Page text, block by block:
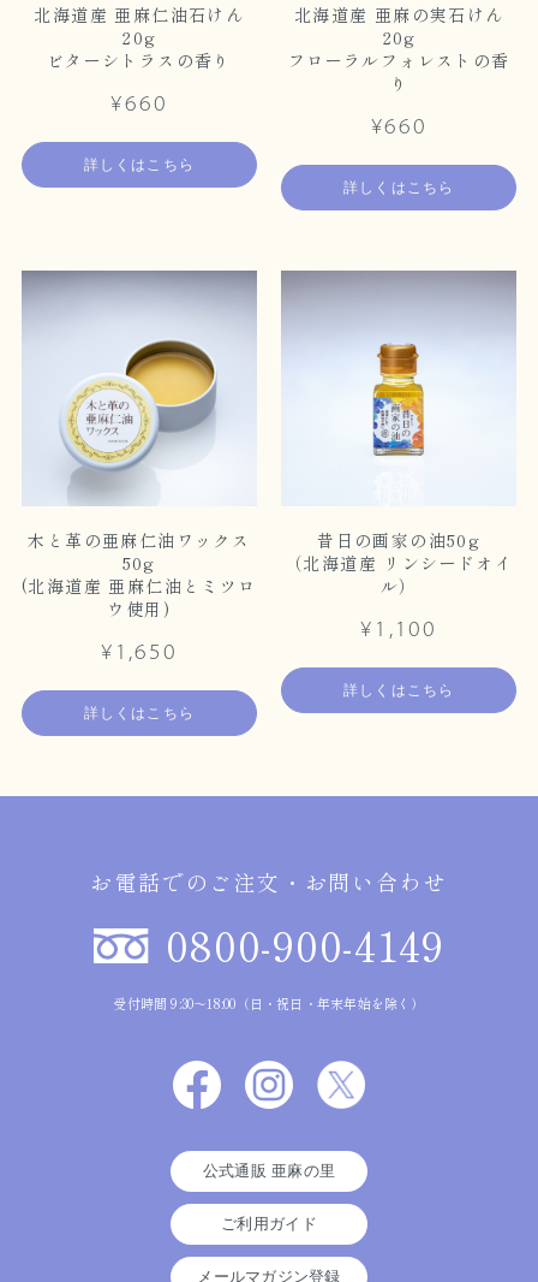
北海道産 亜麻仁油石けん
20g
ビターシトラスの香り
¥660
詳しくはこちら
北海道産 亜麻の実石けん
20g
フローラルフォレストの香
り
¥660
詳しくはこちら
木と革の亜麻仁油ワックス
50g
(北海道産 亜麻仁油とミツロ
ウ使用)
¥1,650
詳しくはこちら
昔日の画家の油50g
（北海道産 リンシードオイ
ル）
¥1,100
詳しくはこちら
お電話でのご注文・お問い合わせ
0800-900-4149
受付時間 9:30～18:00（日・祝日・年末年始を除く）
公式通販 亜麻の里
ご利用ガイド
メールマガジン登録